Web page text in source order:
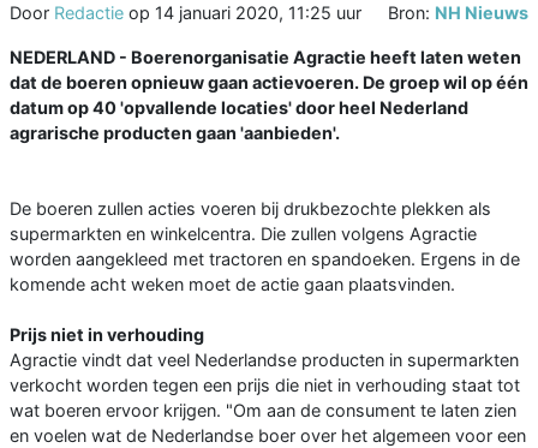
Door Redactie op 14 januari 2020, 11:25 uur Bron: NH Nieuws
NEDERLAND - Boerenorganisatie Agractie heeft laten weten
dat de boeren opnieuw gaan actievoeren. De groep wil op één
datum op 40 'opvallende locaties' door heel Nederland
agrarische producten gaan 'aanbieden'.
De boeren zullen acties voeren bij drukbezochte plekken als
supermarkten en winkelcentra. Die zullen volgens Agractie
worden aangekleed met tractoren en spandoeken. Ergens in de
komende acht weken moet de actie gaan plaatsvinden.
Prijs niet in verhouding
Agractie vindt dat veel Nederlandse producten in supermarkten
verkocht worden tegen een prijs die niet in verhouding staat tot
wat boeren ervoor krijgen. "Om aan de consument te laten zien
en voelen wat de Nederlandse boer over het algemeen voor een